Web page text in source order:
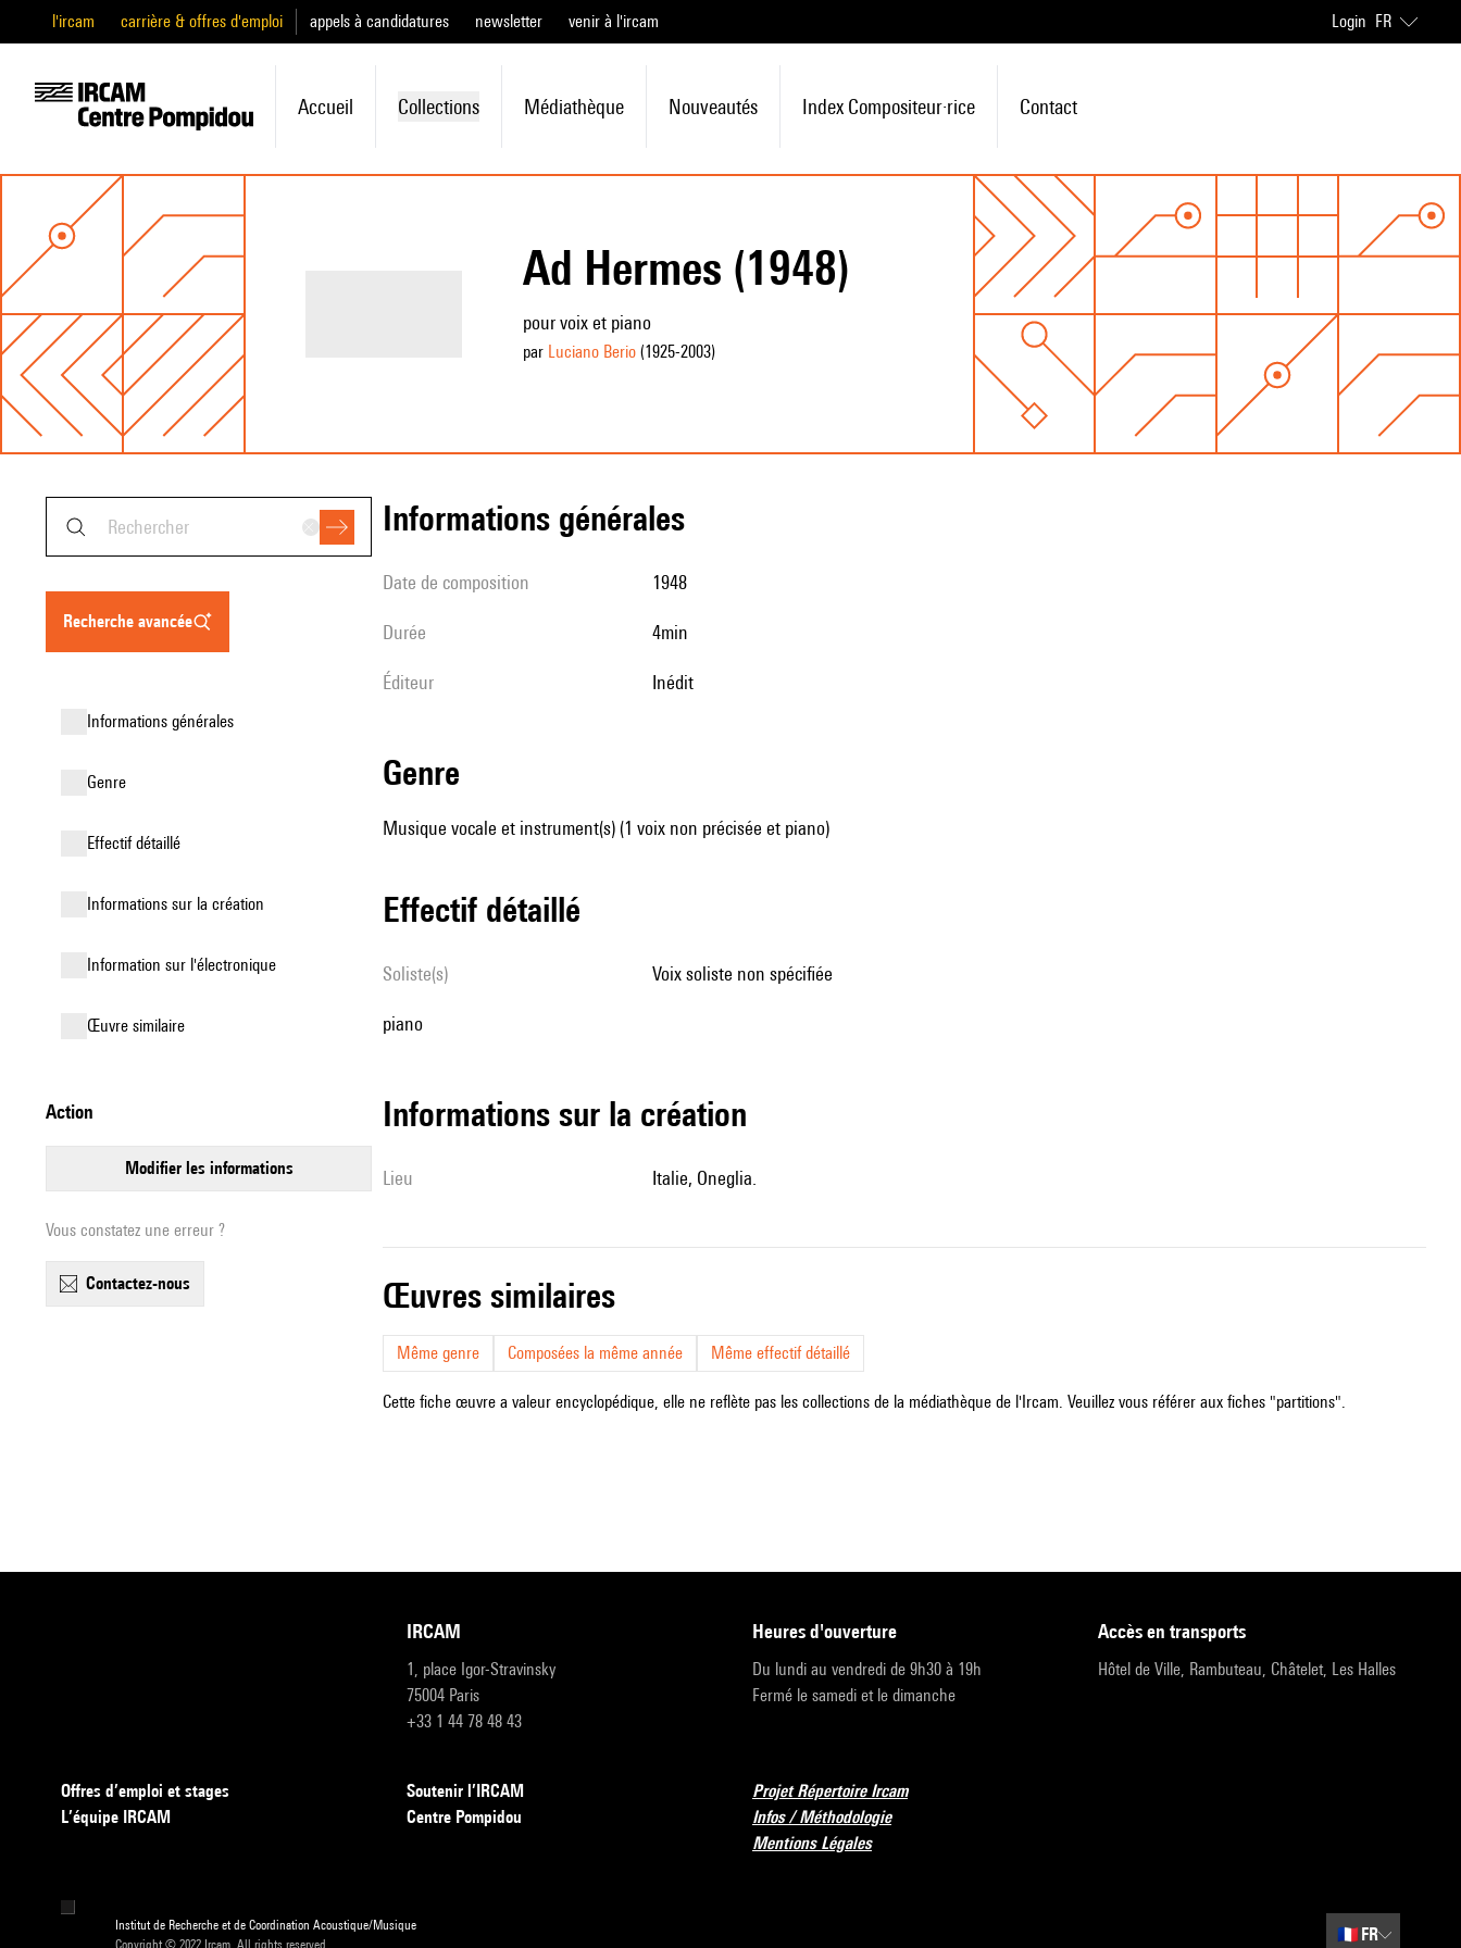
l'ircam carrière & offres d'emploi appels à candidatures newsletter venir à l'ircam Login FR
Accueil Collections Médiathèque Nouveautés Index Compositeur·rice Contact
Ad Hermes (1948)
pour voix et piano
par Luciano Berio(1925-2003)
recherche avancée
informations générales
genre
effectif détaillé
informations sur la création
Information sur l'électronique
œuvre similaire
action
modifier les informations
Vous constatez une erreur ?
contactez-nous
informations générales
date de composition 1948
durée 4min
éditeur Inédit
genre
Musique vocale et instrument(s) (1 voix non précisée et piano)
effectif détaillé
Soliste(s) voix soliste non spécifiée
piano
informations sur la création
lieu Italie, Oneglia.
œuvres similaires
Même genre Composées la même année Même effectif détaillé
Cette fiche œuvre a valeur encyclopédique, elle ne reflète pas les collections de la médiathèque de l'Ircam. Veuillez vous référer aux fiches "partitions".
IRCAM
1, place Igor-Stravinsky
75004 Paris
+33 1 44 78 48 43
heures d'ouverture
Du lundi au vendredi de 9h30 à 19h
Fermé le samedi et le dimanche
accès en transports
Hôtel de Ville, Rambuteau, Châtelet, Les Halles
Offres d’emploi et stages
L’équipe IRCAM
Soutenir l’IRCAM
Centre Pompidou
Projet Répertoire Ircam
Infos / Méthodologie
Mentions Légales
Institut de Recherche et de Coordination Acoustique/Musique
Copyright © 2022 Ircam. All rights reserved.
🇫🇷 FR